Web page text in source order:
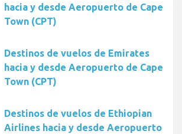
hacia y desde Aeropuerto de Cape
Town (CPT)
Destinos de vuelos de Emirates
hacia y desde Aeropuerto de Cape
Town (CPT)
Destinos de vuelos de Ethiopian
Airlines hacia y desde Aeropuerto